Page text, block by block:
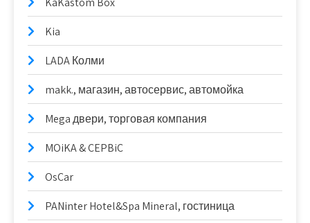
Kia
LADA Колми
makk., магазин, автосервис, автомойка
Mega двери, торговая компания
MOiKA & CEPBiC
OsCar
PANinter Hotel&Spa Mineral, гостиница